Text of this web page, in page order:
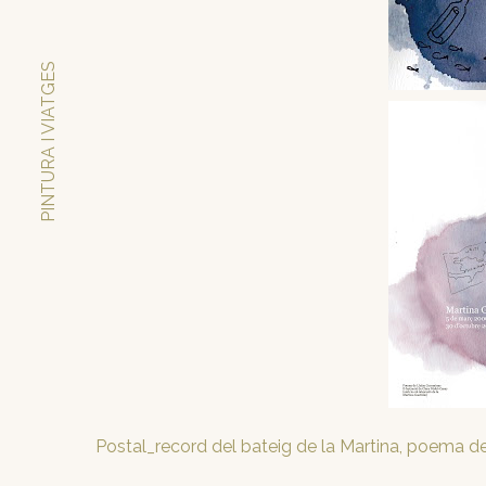
PINTURA I VIATGES
Postal_record del bateig de la Martina, poema